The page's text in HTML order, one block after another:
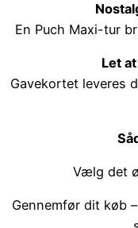
En Puch Maxi-tur
Let
Gavekortet leveres
Vælg det
Gennemfør dit køb